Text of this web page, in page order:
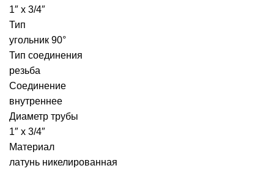
1″ x 3/4″
Тип
угольник 90°
Тип соединения
резьба
Соединение
внутреннее
Диаметр трубы
1″ x 3/4″
Материал
латунь никелированная